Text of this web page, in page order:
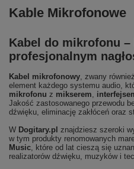
Kable Mikrofonowe
Kabel do mikrofonu
profesjonalnym
Kabel mikrofonowy, zwany również
element każdego systemu audio,
mikrofonu z mikserem,
Jakość zastosowanego przewodu
dźwięku, eliminację zakłóceń oraz
W Dogitary.pl znajdziesz szeroki
w tym produkty renomowanych
Music, które od lat cieszą się
realizatorów dźwięku, muzyków i